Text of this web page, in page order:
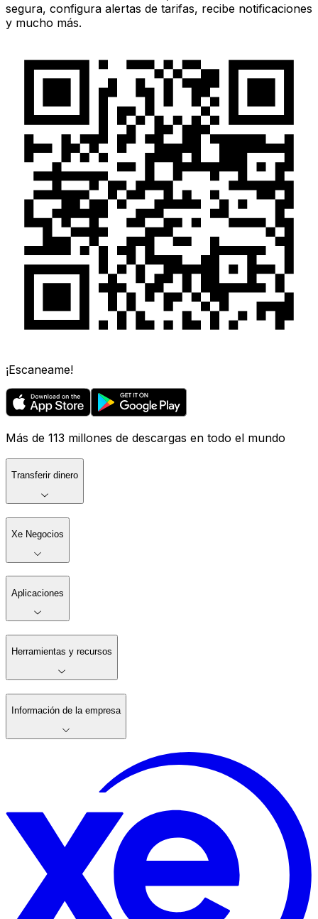
segura, configura alertas de tarifas, recibe notificaciones
y mucho más.
¡Escaneame!
Más de 113 millones de descargas en todo el mundo
Transferir dinero
Xe Negocios
Aplicaciones
Herramientas y recursos
Información de la empresa